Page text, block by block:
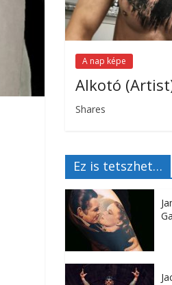
A nap képe
Alkotó
Shares
Ez is tetszhet…